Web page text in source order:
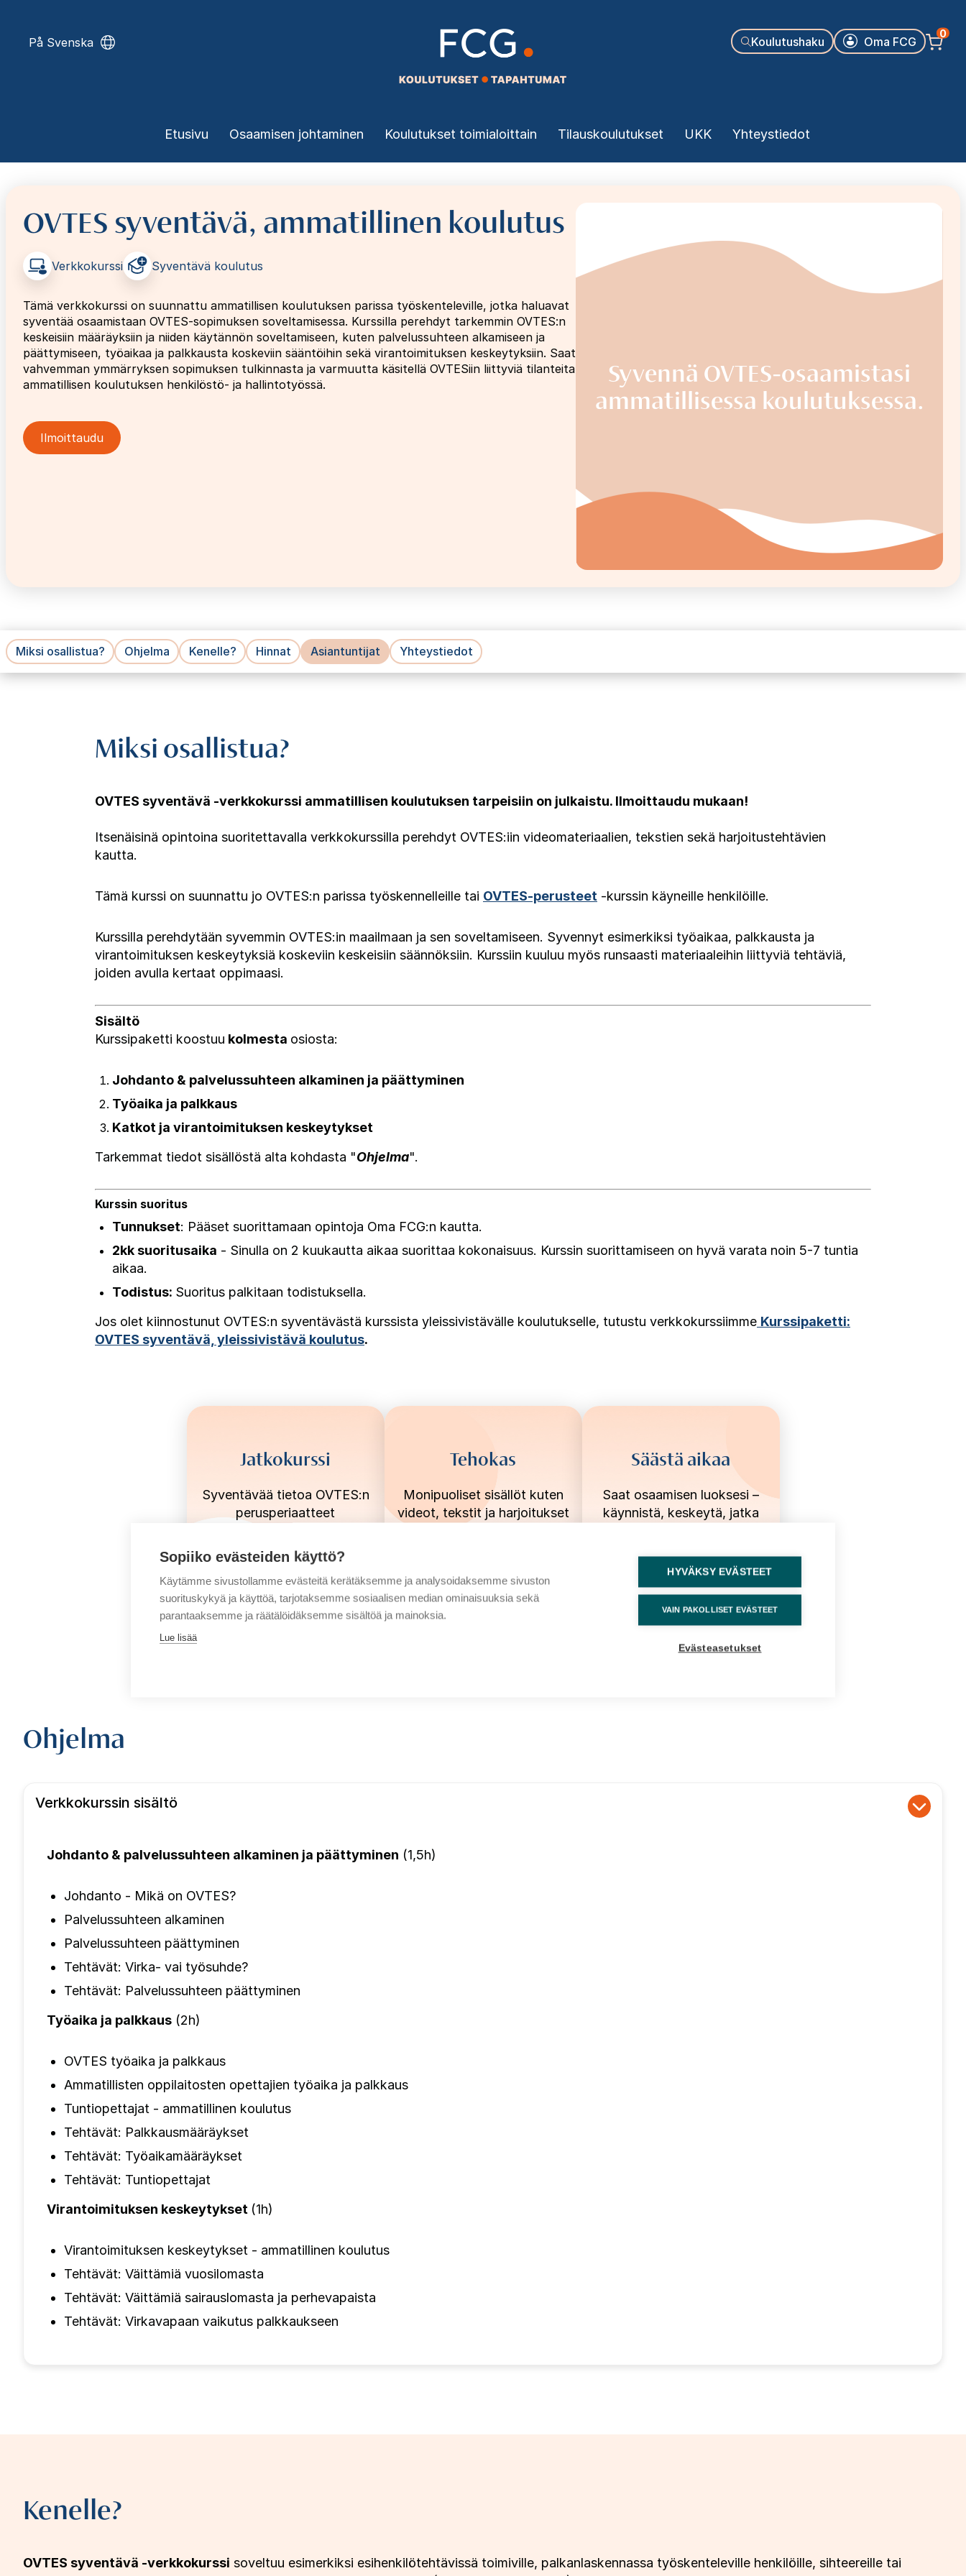
På Svenska
Koulutushaku Oma FCG
0
Etusivu Osaamisen johtaminen Koulutukset toimialoittain Tilauskoulutukset UKK Yhteystiedot
OVTES syventävä, ammatillinen koulutus
Verkkokurssi Syventävä koulutus
Tämä verkkokurssi on suunnattu ammatillisen koulutuksen parissa työskenteleville, jotka haluavat
syventää osaamistaan OVTES-sopimuksen soveltamisessa. Kurssilla perehdyt tarkemmin OVTES:n
keskeisiin määräyksiin ja niiden käytännön soveltamiseen, kuten palvelussuhteen alkamiseen ja
päättymiseen, työaikaa ja palkkausta koskeviin sääntöihin sekä virantoimituksen keskeytyksiin. Saat
vahvemman ymmärryksen sopimuksen tulkinnasta ja varmuutta käsitellä OVTESiin liittyviä tilanteita
ammatillisen koulutuksen henkilöstö- ja hallintotyössä.
Ilmoittaudu
Syvennä OVTES-osaamistasi
ammatillisessa koulutuksessa.
Miksi osallistua? Ohjelma Kenelle? Hinnat Asiantuntijat Yhteystiedot
Miksi osallistua?
OVTES syventävä -verkkokurssi ammatillisen koulutuksen tarpeisiin on julkaistu. Ilmoittaudu mukaan!
Itsenäisinä opintoina suoritettavalla verkkokurssilla perehdyt OVTES:iin videomateriaalien, tekstien sekä harjoitustehtävien
kautta.
Tämä kurssi on suunnattu jo OVTES:n parissa työskennelleille tai OVTES-perusteet -kurssin käyneille henkilöille.
Kurssilla perehdytään syvemmin OVTES:in maailmaan ja sen soveltamiseen. Syvennyt esimerkiksi työaikaa, palkkausta ja
virantoimituksen keskeytyksiä koskeviin keskeisiin säännöksiin. Kurssiin kuuluu myös runsaasti materiaaleihin liittyviä tehtäviä,
joiden avulla kertaat oppimaasi.
Sisältö
Kurssipaketti koostuu kolmesta osiosta:
Johdanto & palvelussuhteen alkaminen ja päättyminen
Työaika ja palkkaus
Katkot ja virantoimituksen keskeytykset
Tarkemmat tiedot sisällöstä alta kohdasta "Ohjelma".
Kurssin suoritus
Tunnukset: Pääset suorittamaan opintoja Oma FCG:n kautta.
2kk suoritusaika - Sinulla on 2 kuukautta aikaa suorittaa kokonaisuus. Kurssin suorittamiseen on hyvä varata noin 5-7 tuntia
aikaa.
Todistus: Suoritus palkitaan todistuksella.
Jos olet kiinnostunut OVTES:n syventävästä kurssista yleissivistävälle koulutukselle, tutustu verkkokurssiimme Kurssipaketti:
OVTES syventävä, yleissivistävä koulutus.
Jatkokurssi
Syventävää tietoa OVTES:n
perusperiaatteet
Tehokas
Monipuoliset sisällöt kuten
videot, tekstit ja harjoitukset
Säästä aikaa
Saat osaamisen luoksesi –
käynnistä, keskeytä, jatka
Ohjelma
Verkkokurssin sisältö
Johdanto & palvelussuhteen alkaminen ja päättyminen (1,5h)
Johdanto - Mikä on OVTES?
Palvelussuhteen alkaminen
Palvelussuhteen päättyminen
Tehtävät: Virka- vai työsuhde?
Tehtävät: Palvelussuhteen päättyminen
Työaika ja palkkaus (2h)
OVTES työaika ja palkkaus
Ammatillisten oppilaitosten opettajien työaika ja palkkaus
Tuntiopettajat - ammatillinen koulutus
Tehtävät: Palkkausmääräykset
Tehtävät: Työaikamääräykset
Tehtävät: Tuntiopettajat
Virantoimituksen keskeytykset (1h)
Virantoimituksen keskeytykset - ammatillinen koulutus
Tehtävät: Väittämiä vuosilomasta
Tehtävät: Väittämiä sairauslomasta ja perhevapaista
Tehtävät: Virkavapaan vaikutus palkkaukseen
Kenelle?
OVTES syventävä -verkkokurssi soveltuu esimerkiksi esihenkilötehtävissä toimiville, palkanlaskennassa työskenteleville henkilöille, sihteereille tai
Sopiiko evästeiden käyttö?
Käytämme sivustollamme evästeitä kerätäksemme ja analysoidaksemme sivuston
suorituskykyä ja käyttöä, tarjotaksemme sosiaalisen median ominaisuuksia sekä
parantaaksemme ja räätälöidäksemme sisältöä ja mainoksia.
Lue lisää
HYVÄKSY EVÄSTEET
VAIN PAKOLLISET EVÄSTEET
Evästeasetukset